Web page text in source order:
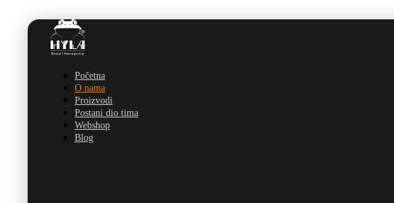
Početna
O nama
Proizvodi
Postani dio tima
Webshop
Blog